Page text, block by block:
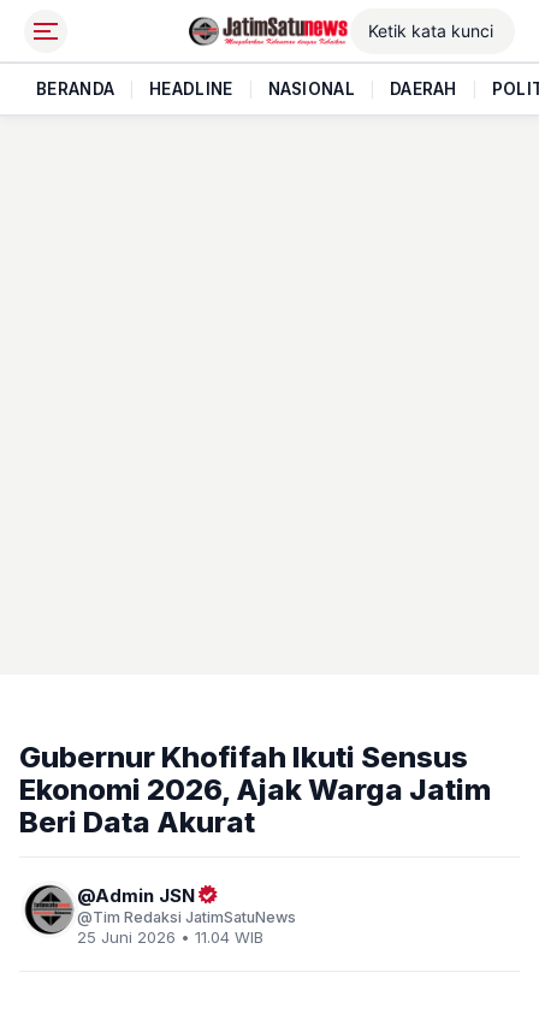
BERANDA HEADLINE NASIONAL DAERAH
Gubernur Khofifah Ikuti Sensus
Ekonomi 2026, Ajak Warga Jatim
Beri Data Akurat
Admin JSN
Tim Redaksi JatimSatuNews
25 Juni 2026 • 11.04 WIB